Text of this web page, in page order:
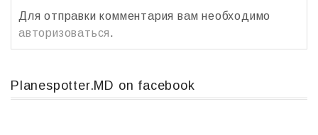
Для отправки комментария вам необходимо
авторизоваться.
Planespotter.MD on facebook